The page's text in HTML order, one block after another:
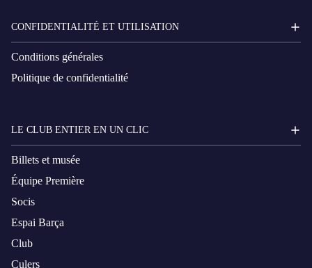
CONFIDENTIALITÉ ET UTILISATION
Conditions générales
Politique de confidentialité
LE CLUB ENTIER EN UN CLIC
Billets et musée
Équipe Première
Socis
Espai Barça
Club
Culers